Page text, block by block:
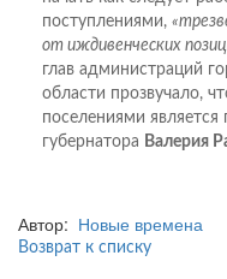
поступлениями,
от иждивенческих
глав администраций
области прозвучало,
поселениями
губернатора Валерия
Автор: Новые времена
Возврат к списку